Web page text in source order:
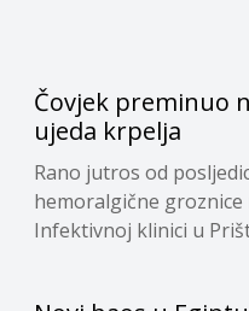
Čovjek preminuo
ujeda krpelja
Rano jutros od
hemoralgične groznice
Infektivnoj klinici u